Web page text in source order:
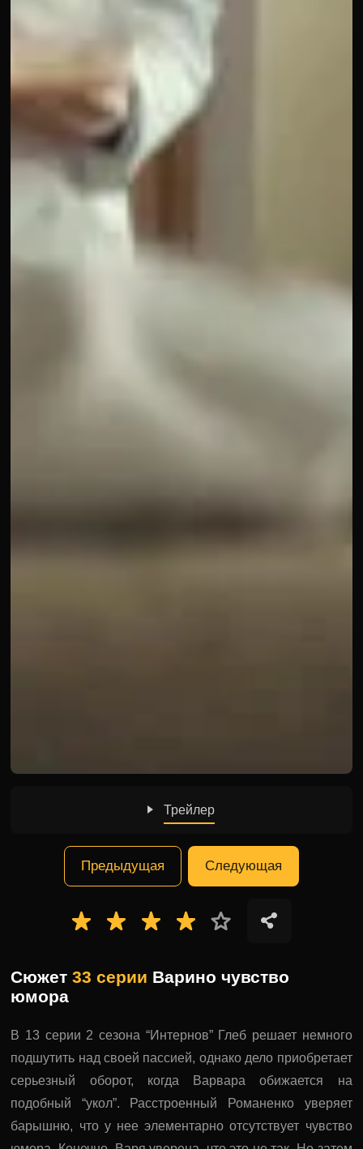
Трейлер
Предыдущая Следующая
Сюжет33 серии Варино чувство
юмора
В 13 серии 2 сезона “Интернов” Глеб решает немного
подшутить над своей пассией, однако дело приобретает
серьезный оборот, когда Варвара обижается на
подобный “укол”. Расстроенный Романенко уверяет
барышню, что у нее элементарно отсутствует чувство